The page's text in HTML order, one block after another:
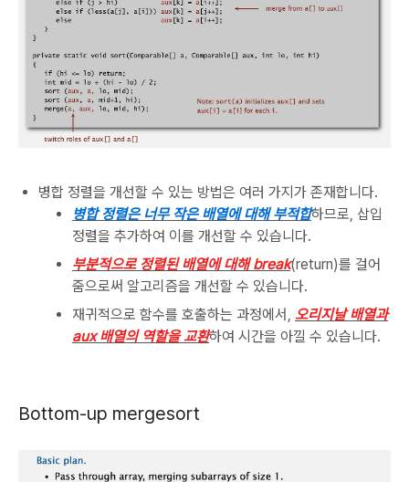
병합 정렬을 개선할 수 있는 방법은 여러 가지가 존재합니다.
병합 정렬은 너무 작은 배열에 대해 부적합하므로, 삽입
정렬을 추가하여 이를 개선할 수 있습니다.
부분적으로 정렬된 배열에 대해 break(return)를 걸어
줌으로써 알고리즘을 개선할 수 있습니다.
재귀적으로 함수를 호출하는 과정에서, 오리지날 배열과
aux 배열의 역할을 교환하여 시간을 아낄 수 있습니다.
Bottom-up mergesort